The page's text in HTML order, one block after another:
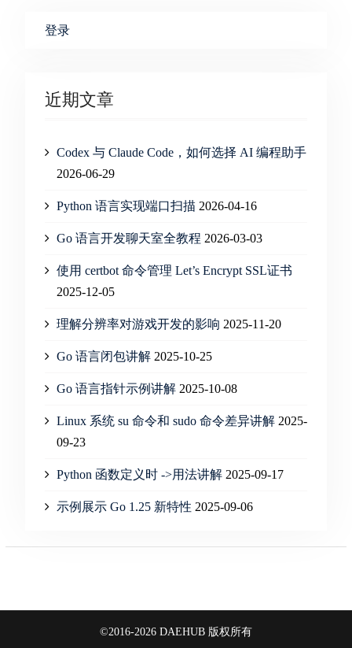
登录
近期文章
Codex 与 Claude Code，如何选择 AI 编程助手
2026-06-29
Python 语言实现端口扫描 2026-04-16
Go 语言开发聊天室全教程 2026-03-03
使用 certbot 命令管理 Let’s Encrypt SSL证书
2025-12-05
理解分辨率对游戏开发的影响 2025-11-20
Go 语言闭包讲解 2025-10-25
Go 语言指针示例讲解 2025-10-08
Linux 系统 su 命令和 sudo 命令差异讲解 2025-
09-23
Python 函数定义时 ->用法讲解 2025-09-17
示例展示 Go 1.25 新特性 2025-09-06
©2016-2026 DAEHUB 版权所有